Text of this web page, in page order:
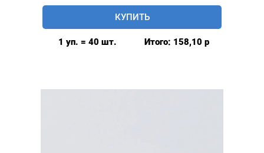
Люверсы
6мм
КУПИТЬ
1 уп. = 40 шт. Итого: 158,10 р